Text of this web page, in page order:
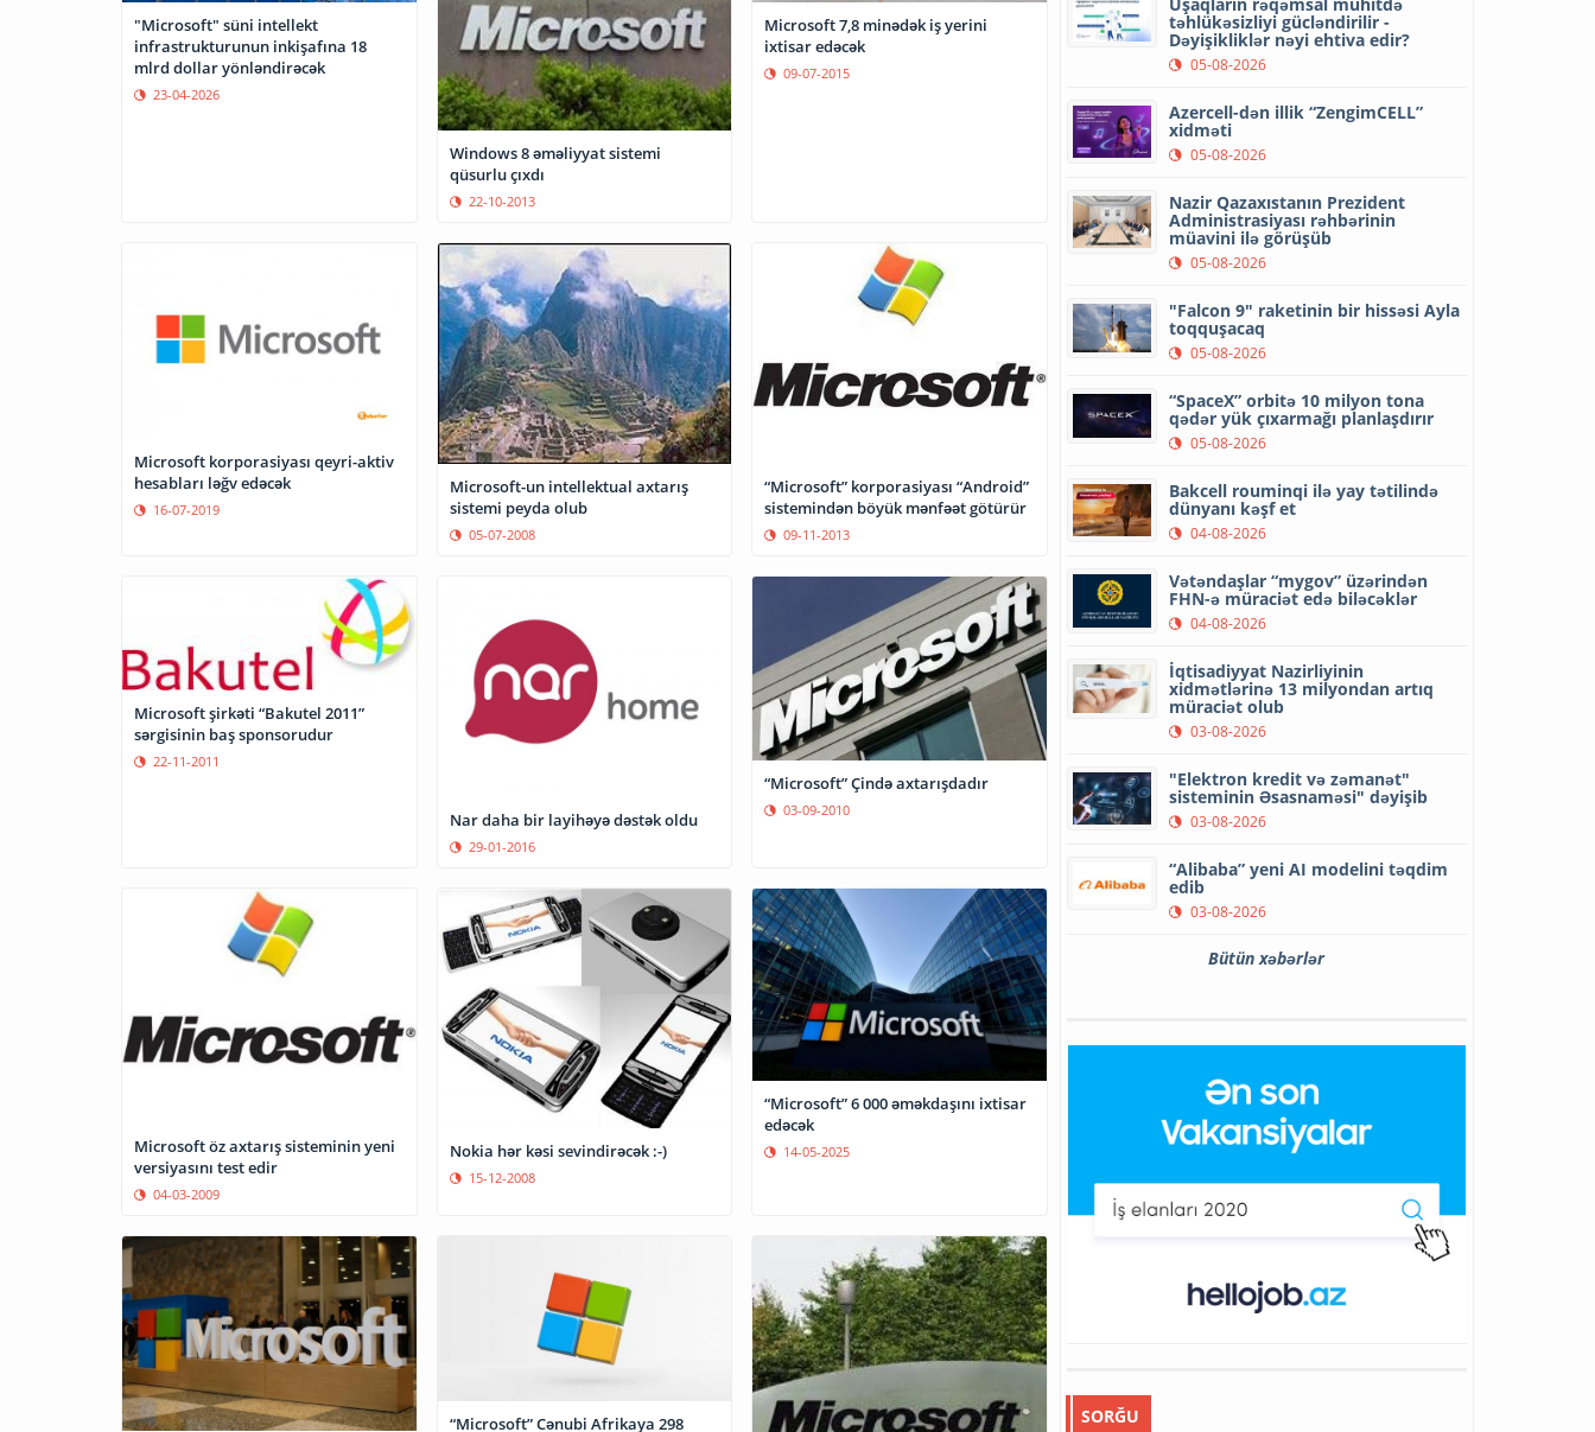
"Microsoft" süni intellekt
infrastrukturunun inkişafına 18
mlrd dollar yönləndirəcək
23-04-2026
Windows 8 əməliyyat sistemi
qüsurlu çıxdı
22-10-2013
Microsoft 7,8 minədək iş yerini
ixtisar edəcək
09-07-2015
Microsoft korporasiyası qeyri-aktiv
hesabları ləğv edəcək
16-07-2019
Microsoft-un intellektual axtarış
sistemi peyda olub
05-07-2008
“Microsoft” korporasiyası “Android”
sistemindən böyük mənfəət götürür
09-11-2013
Microsoft şirkəti “Bakutel 2011”
sərgisinin baş sponsorudur
22-11-2011
Nar daha bir layihəyə dəstək oldu
29-01-2016
“Microsoft” Çində axtarışdadır
03-09-2010
Microsoft öz axtarış sisteminin yeni
versiyasını test edir
04-03-2009
Nokia hər kəsi sevindirəcək :-)
15-12-2008
“Microsoft” 6 000 əməkdaşını ixtisar
edəcək
14-05-2025
“Microsoft” Cənubi Afrikaya 298
təhlükəsizliyi gücləndirilir -
Dəyişikliklər nəyi ehtiva edir?
05-08-2026
Azercell-dən illik “ZengimCELL”
xidməti
05-08-2026
Nazir Qazaxıstanın Prezident
Administrasiyası rəhbərinin
müavini ilə görüşüb
05-08-2026
"Falcon 9" raketinin bir hissəsi Ayla
toqquşacaq
05-08-2026
“SpaceX” orbitə 10 milyon tona
qədər yük çıxarmağı planlaşdırır
05-08-2026
Bakcell rouminqi ilə yay tətilində
dünyanı kəşf et
04-08-2026
Vətəndaşlar “mygov” üzərindən
FHN-ə müraciət edə biləcəklər
04-08-2026
İqtisadiyyat Nazirliyinin
xidmətlərinə 13 milyondan artıq
müraciət olub
03-08-2026
"Elektron kredit və zəmanət"
sisteminin Əsasnaməsi" dəyişib
03-08-2026
“Alibaba” yeni AI modelini təqdim
edib
03-08-2026
Bütün xəbərlər
SORĞU